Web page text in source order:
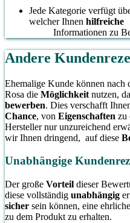
Jede Kategorie verfügt
welcher Ihnen hilfreiche
Informationen zu
Andere
Ehemalige Kunde können nach
Rosa die Möglichkeit nutzen,
bewerben. Dies verschafft
Chance, von Eigenschaften zu
Hersteller nur unzureichend
wir Ihnen dringend, auf diese
Unabhängige
Der große Vorteil dieser
diese vollständig unabhängig
sicher sein können, eine
zu dem Produkt zu erhalten.